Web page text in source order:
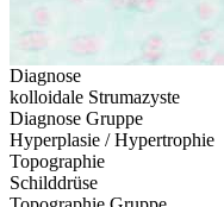
Diagnose
kolloidale Strumazyste
Diagnose Gruppe
Hyperplasie / Hypertrophie
Topographie
Schilddrüse